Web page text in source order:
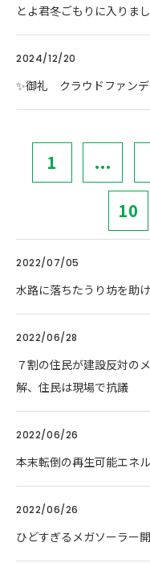
とよ君冬ごもりに入りま
2024/12/20
✨御礼 クラウドファン
1 ...
10
2022/07/05
水路に落ちたうり坊を助
2022/06/28
７割の住民が建設反対の
解、住民は現場で抗議
2022/06/26
本末転倒の再生可能エネ
2022/06/26
ひどすぎるメガソーラー